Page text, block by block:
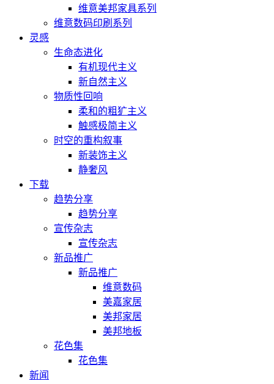
维意美邦家具系列
维意数码印刷系列
灵感
生命态进化
有机现代主义
新自然主义
物质性回响
柔和的粗犷主义
触感极简主义
时空的重构叙事
新装饰主义
静奢风
下载
趋势分享
趋势分享
宣传杂志
宣传杂志
新品推广
新品推广
维意数码
美嘉家居
美邦家居
美邦地板
花色集
花色集
新闻